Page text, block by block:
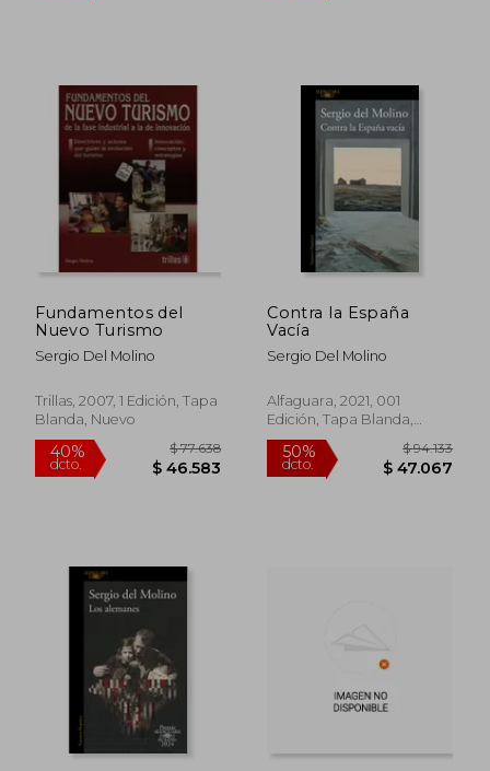
50%
dcto.
$ 101.856 50%
dcto.
Fundamentos del
Nuevo Turismo
Sergio Del Molino
Trillas, 2007, 1 Edición, Tapa
Blanda, Nuevo
Contra la España
Vacía
Sergio Del Molino
Alfaguara, 2021, 001
Edición, Tapa Blanda,
Nuevo